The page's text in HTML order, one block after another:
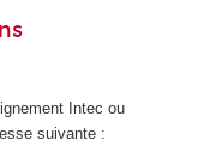
Intec ou
suivante :